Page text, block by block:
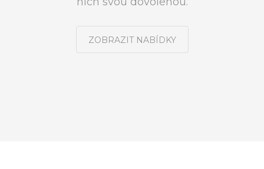
ZOBRAZIT NABÍDKY